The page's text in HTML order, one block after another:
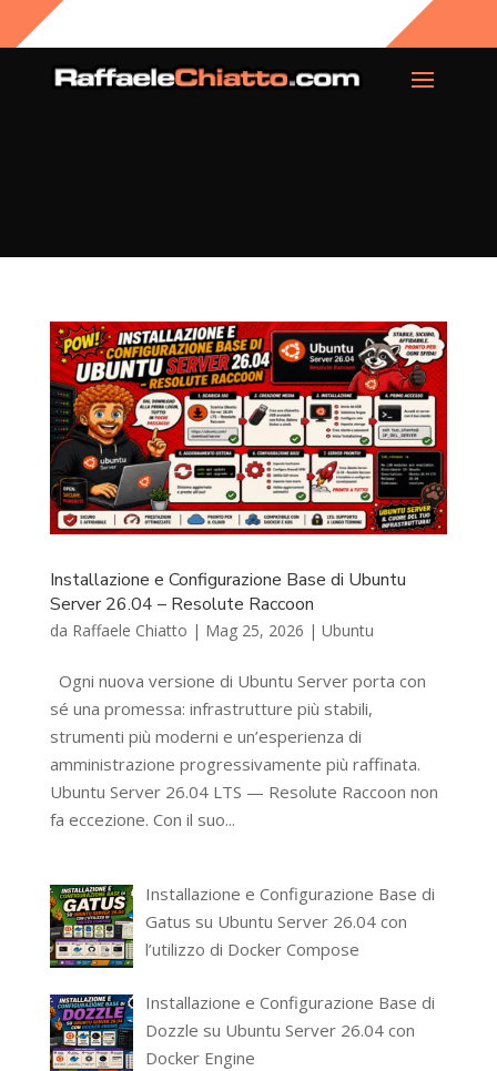
Installazione e Configurazione Base di Ubuntu
Server 26.04 – Resolute Raccoon
da Raffaele Chiatto | Mag 25, 2026 | Ubuntu
Ogni nuova versione di Ubuntu Server porta con
sé una promessa: infrastrutture più stabili,
strumenti più moderni e un’esperienza di
amministrazione progressivamente più raffinata.
Ubuntu Server 26.04 LTS — Resolute Raccoon non
fa eccezione. Con il suo...
Installazione e Configurazione Base di
Gatus su Ubuntu Server 26.04 con
l’utilizzo di Docker Compose
Installazione e Configurazione Base di
Dozzle su Ubuntu Server 26.04 con
Docker Engine